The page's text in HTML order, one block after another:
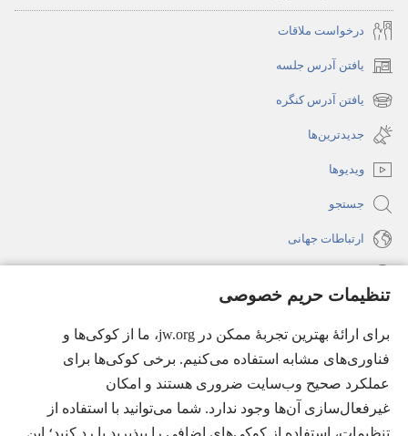
تنظیمات حریم خصوصی
برای ارائهٔ بهترین تجربهٔ ممکن در jw.org، ما از کوکی‌ها و
فناوری‌های مشابه استفاده می‌کنیم. برخی کوکی‌ها برای
عملکرد صحیح وب‌سایت ضروری هستند و امکان
غیرفعال‌سازی آن‌ها وجود ندارد. شما می‌توانید با استفاده از
تنظیمات، استفاده از کوکی‌های اضافی را بپذیرید یا رد کنید؛ این
درخواست ملاقات
یافتن آدرس جلسه
(پنجره‌ای
جدید
می‌شود)
یافتن آدرس کنگره
(پنجره‌ای
جدید
باز
می‌شود)
جدیدترین‌ها
ویدیوها
جستجو
ارتباطات جهانی
(پنجره‌ای
جدید
می‌شود)
(پنجره‌ای
جدید
JW Hub
®
(پنجره‌ای